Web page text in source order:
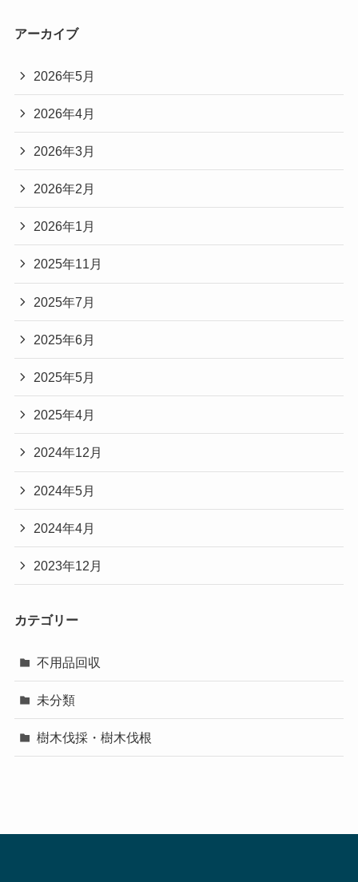
アーカイブ
2026年5月
2026年4月
2026年3月
2026年2月
2026年1月
2025年11月
2025年7月
2025年6月
2025年5月
2025年4月
2024年12月
2024年5月
2024年4月
2023年12月
カテゴリー
不用品回収
未分類
樹木伐採・樹木伐根